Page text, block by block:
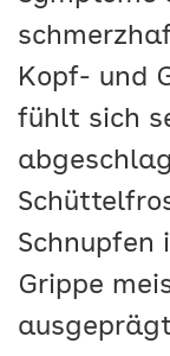
Kopf- und
fühlt sich
Schnupfen
Grippe